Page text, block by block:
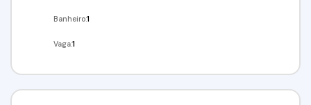
Imobiliária Alfa Negócios.
CRECI: 34.726-J
Banheiro:1
Vaga:1